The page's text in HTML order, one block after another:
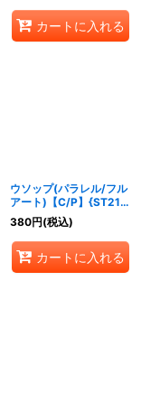
カートに入れる
ウソップ(パラレル/フル
アート)【C/P】{ST21-
002}
380円(税込)
カートに入れる